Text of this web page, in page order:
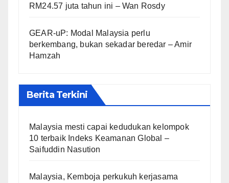
RM24.57 juta tahun ini – Wan Rosdy
GEAR-uP: Modal Malaysia perlu
berkembang, bukan sekadar beredar – Amir
Hamzah
Berita Terkini
Malaysia mesti capai kedudukan kelompok
10 terbaik Indeks Keamanan Global –
Saifuddin Nasution
Malaysia, Kemboja perkukuh kerjasama